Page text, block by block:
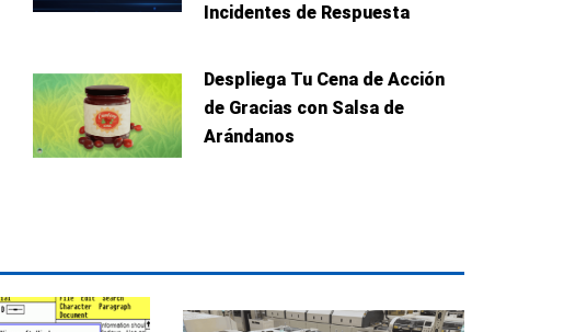
Incidentes de Respuesta
Despliega Tu Cena de Acción
de Gracias con Salsa de
Arándanos